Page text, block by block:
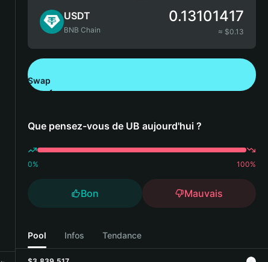
USDT
BNB Chain
0.13101417
≈ $0.13
Swap
Que pensez-vous de UB aujourd'hui ?
0% 100%
Bon Mauvais
Pool Infos Tendance